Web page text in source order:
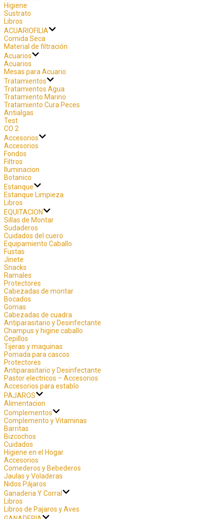
Higiene
Sustrato
Libros
ACUARIOFILIA
Comida Seca
Material de filtración
Acuarios
Acuarios
Mesas para Acuario
Tratamientos
Tratamientos Agua
Tratamiento Marino
Tratamiento Cura Peces
Antialgas
Test
CO 2
Accesorios
Accesorios
Fondos
Filtros
Iluminacion
Botanico
Estanque
Estanque Limpieza
Libros
EQUITACION
Sillas de Montar
Sudaderos
Cuidados del cuero
Equipamiento Caballo
Fustas
Jinete
Snacks
Ramales
Protectores
Cabezadas de montar
Bocados
Gomas
Cabezadas de cuadra
Antiparasitario y Desinfectante
Champus y higine caballo
Cepillos
Tijeras y maquinas
Pomada para cascos
Protectores
Antiparasitario y Desinfectante
Pastor electricos – Accesorios
Accesorios para establo
PAJAROS
Alimentacion
Complementos
Complemento y Vitaminas
Barritas
Bizcochos
Cuidados
Higiene en el Hogar
Accesorios
Comederos y Bebederos
Jaulas y Voladeras
Nidos Pájaros
Ganaderia Y Corral
Libros
Libros de Pajaros y Aves